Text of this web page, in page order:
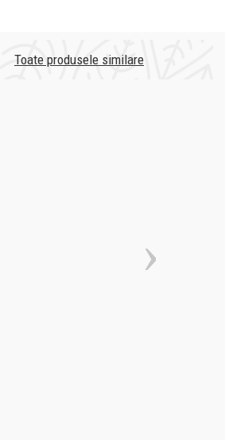
Toate produsele similare